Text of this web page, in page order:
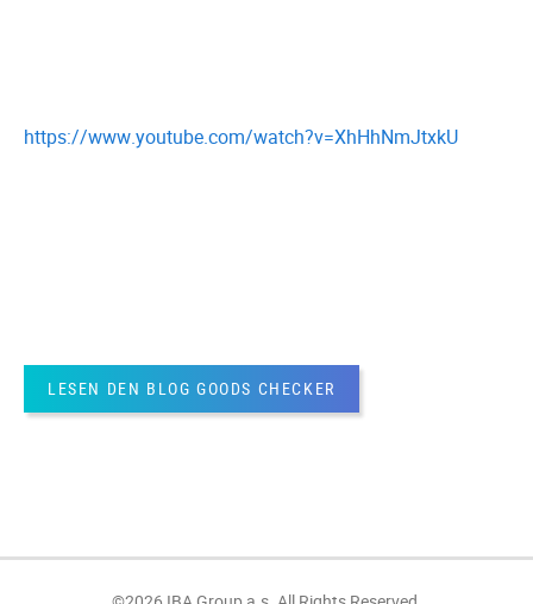
https://www.youtube.com/watch?v=XhHhNmJtxkU
LESEN DEN BLOG GOODS CHECKER